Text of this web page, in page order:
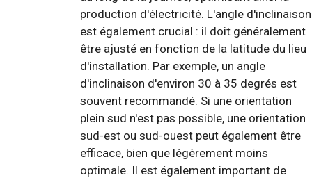
production d'électricité. L'angle d'inclinaison
est également crucial : il doit généralement
être ajusté en fonction de la latitude du lieu
d'installation. Par exemple, un angle
d'inclinaison d'environ 30 à 35 degrés est
souvent recommandé. Si une orientation
plein sud n'est pas possible, une orientation
sud-est ou sud-ouest peut également être
efficace, bien que légèrement moins
optimale. Il est également important de